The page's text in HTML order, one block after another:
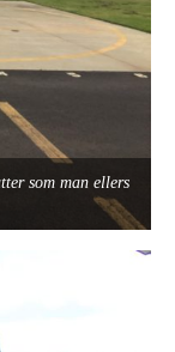
som man ellers